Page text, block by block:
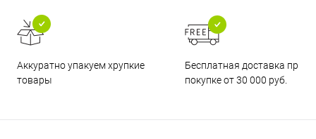
Аккуратно упакуем хрупкие
товары
Бесплатная доставка при
покупке от 30 000 руб.